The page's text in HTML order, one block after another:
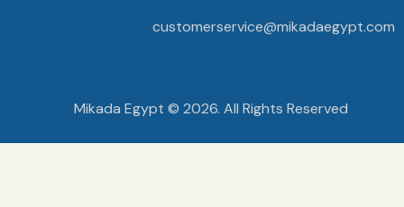
Mikada Egypt © 2026. All Rights